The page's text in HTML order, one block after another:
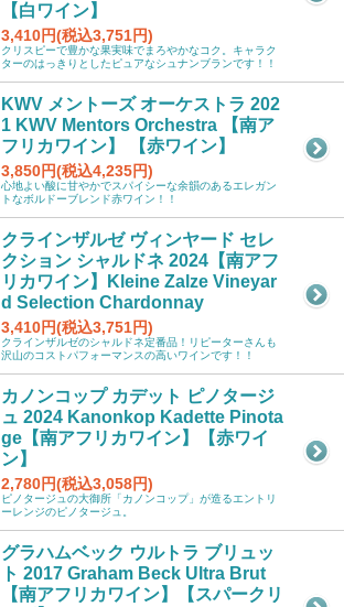
【白ワイン】
3,410円(税込3,751円)
クリスピーで豊かな果実味でまろやかなコク。キャラク
ターのはっきりとしたピュアなシュナンブランです！！
KWV メントーズ オーケストラ 202
1 KWV Mentors Orchestra 【南ア
フリカワイン】 【赤ワイン】
3,850円(税込4,235円)
心地よい酸に甘やかでスパイシーな余韻のあるエレガン
トなボルドーブレンド赤ワイン！！
クラインザルゼ ヴィンヤード セレ
クション シャルドネ 2024【南アフ
リカワイン】Kleine Zalze Vineyar
d Selection Chardonnay
3,410円(税込3,751円)
クラインザルゼのシャルドネ定番品！リピーターさんも
沢山のコストパフォーマンスの高いワインです！！
カノンコップ カデット ピノタージ
ュ 2024 Kanonkop Kadette Pinota
ge【南アフリカワイン】【赤ワイ
ン】
2,780円(税込3,058円)
ピノタージュの大御所「カノンコップ」が造るエントリ
ーレンジのピノタージュ。
グラハムベック ウルトラ ブリュッ
ト 2017 Graham Beck Ultra Brut
【南アフリカワイン】【スパークリ